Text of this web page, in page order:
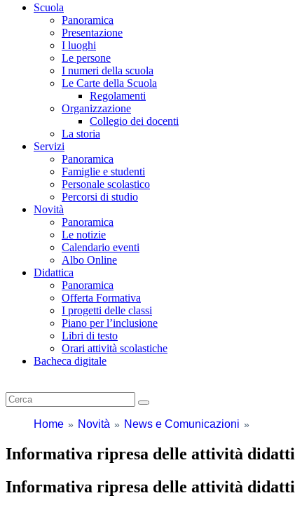
Scuola
Panoramica
Presentazione
I luoghi
Le persone
I numeri della scuola
Le Carte della Scuola
Regolamenti
Organizzazione
Collegio dei docenti
La storia
Servizi
Panoramica
Famiglie e studenti
Personale scolastico
Percorsi di studio
Novità
Panoramica
Le notizie
Calendario eventi
Albo Online
Didattica
Panoramica
Offerta Formativa
I progetti delle classi
Piano per l’inclusione
Libri di testo
Orari attività scolastiche
Bacheca digitale
Home Novità News e Comunicazioni
Informativa ripresa delle attività
Informativa ripresa delle attività